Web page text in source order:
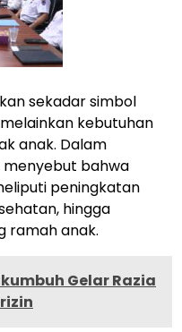
sekadar simbol
kebutuhan
anak. Dalam
menyebut bahwa
peningkatan
hingga
ramah anak.
Gelar Razia